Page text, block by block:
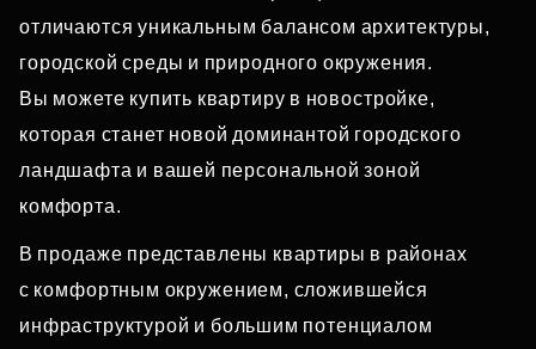
отличаются уникальным балансом архитектуры,
городской среды и природного окружения.
Вы можете купить квартиру в новостройке,
которая станет новой доминантой городского
ландшафта и вашей персональной зоной
комфорта.
В продаже представлены квартиры в районах
с комфортным окружением, сложившейся
инфраструктурой и большим потенциалом